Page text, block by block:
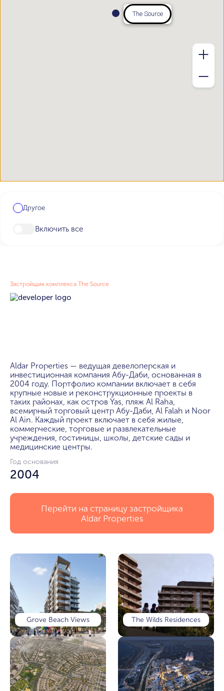
The Source
Другое
Включить все
Застройщик комплекса The Source
Aldar Properties — ведущая девелоперская и
инвестиционная компания Абу-Даби, основанная в
2004 году. Портфолио компании включает в себя
крупные новые и реконструкционные проекты в
таких районах, как остров Yas, пляж Al Raha,
всемирный торговый центр Абу-Даби, Al Falah и Noor
Al Ain. Каждый проект включает в себя жилые,
коммерческие, торговые и развлекательные
учреждения, гостиницы, школы, детские сады и
медицинские центры.
Год основания
2004
Перейти на страницу застройщика
Aldar Properties
Grove Beach Views The Wilds Residences